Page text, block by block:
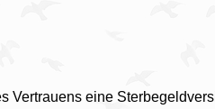
Vertrauens eine